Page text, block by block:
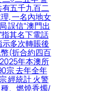
五千九百二
, 一名內地女
誤信“澳門出
指其名下電話
多次轉賬後
(折合約四百
年本澳所
宗 去年全年
經統計 火警
、燃燒香燭/